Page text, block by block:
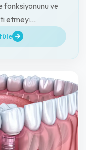
fonksiyonunu ve
etmeyi